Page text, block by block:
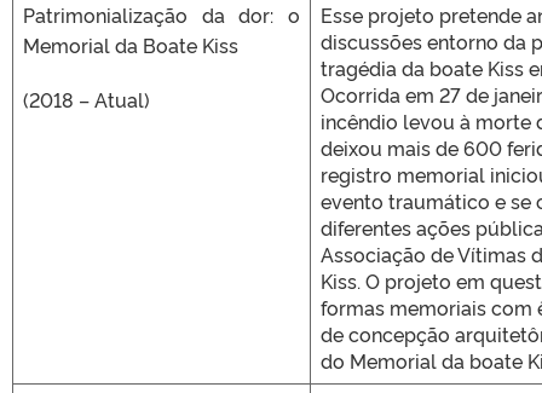
Patrimonialização da dor: o
Memorial da Boate Kiss
(2018 – Atual)
Esse projeto pretende
discussões entorno da
tragédia da boate Kiss
Ocorrida em 27 de
incêndio levou à morte
deixou mais de 600
registro memorial
evento traumático e se
diferentes ações
Associação de Vítimas
Kiss. O projeto em
formas memoriais com
de concepção
do Memorial da boate